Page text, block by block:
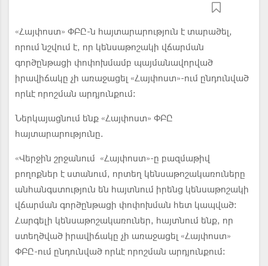
«Հայփոստ» ՓԲԸ-ն հայտարարություն է տարածել,
որում նշվում է, որ կենսաթոշակի վճարման
գործընթացի փոփոխմամբ պայմանավորված
իրավիճակը չի առաջացել «Հայփոստ»-ում ընդունված
որևէ որոշման արդյունքում:
Ներկայացնում ենք «Հայփոստ» ՓԲԸ
հայտարարությունը.
«Վերջին շրջանում «Հայփոստ»-ը բազմաթիվ
բողոքներ է ստանում, որտեղ կենսաթոշակառուները
անհանգստություն են հայտնում իրենց կենսաթոշակի
վճարման գործընթացի փոփոխման հետ կապված:
Հարգելի կենսաթոշակառուներ, հայտնում ենք, որ
ստեղծված իրավիճակը չի առաջացել «Հայփոստ»
ՓԲԸ-ում ընդունված որևէ որոշման արդյունքում: